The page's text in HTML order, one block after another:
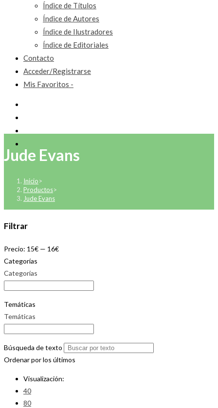
Índice de Títulos
Índice de Autores
Índice de Ilustradores
Índice de Editoriales
Contacto
Acceder/Registrarse
Mis Favoritos -
Jude Evans
Inicio>
Productos>
Jude Evans
Filtrar
Precio: 15€ — 16€
Categorías
Categorías
Temáticas
Temáticas
Búsqueda de texto
Ordenar por los últimos
Visualización:
40
80